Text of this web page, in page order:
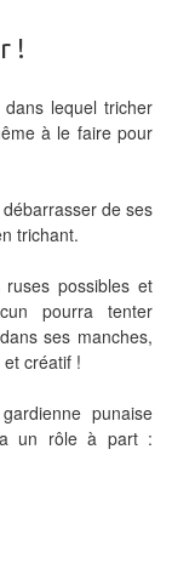
!
lequel tricher
à le faire pour
de ses
trichant.
possibles et
pourra tenter
ses manches,
créatif !
punaise
un rôle à part :